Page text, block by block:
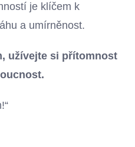
je klíčem k
a umírněnost.
užívejte si přítomnost